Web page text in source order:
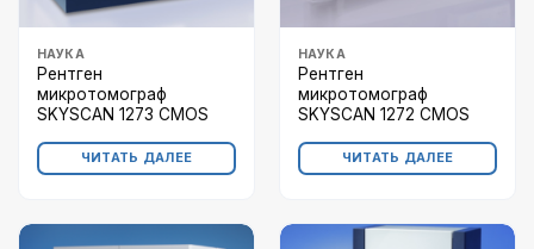
НАУКА
Рентген
микротомограф
SKYSCAN 1273 CMOS
ЧИТАТЬ ДАЛЕЕ
НАУКА
Рентген
микротомограф
SKYSCAN 1272 CMOS
ЧИТАТЬ ДАЛЕЕ